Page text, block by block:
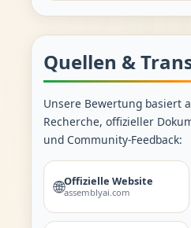
Quellen &
Unsere Bewertung basiert
Recherche, offizieller
und Community-Feedback:
🌐Offizielle Website
assemblyai.com